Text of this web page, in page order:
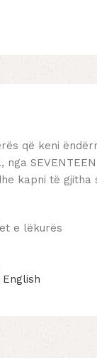
që keni
kapni të
e lëkurës
English